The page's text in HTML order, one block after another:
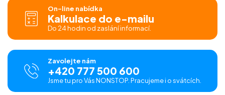
On-line nabídka
Kalkulace do e-mailu
Do 24 hodin od zaslání informací.
Zavolejte nám
+420 777 500 600
Jsme tu pro Vás NONSTOP. Pracujeme i o svátcích.